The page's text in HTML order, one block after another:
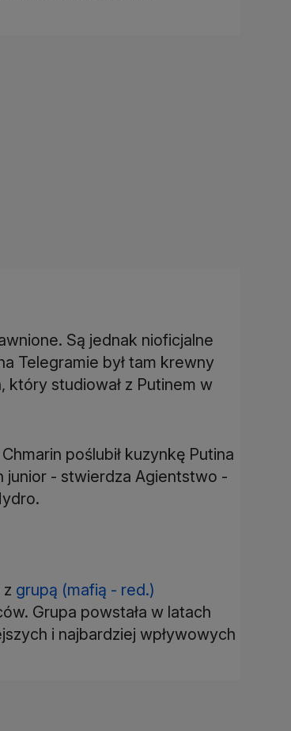
Są jednak nioficjalne
Telegramie był tam krewny
który studiował z Putinem w
poślubił kuzynkę Putina
junior - stwierdza Agientstwo -
grupą (mafią - red.)
Grupa powstała w latach
i najbardziej wpływowych